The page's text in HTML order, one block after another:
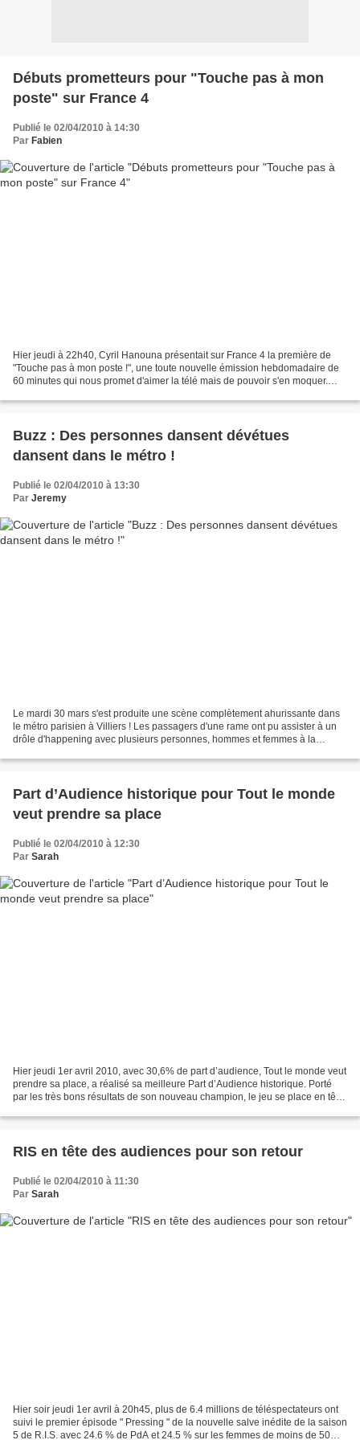
Débuts prometteurs pour "Touche pas à mon
poste" sur France 4
Publié le 02/04/2010 à 14:30
Par Fabien
Hier jeudi à 22h40, Cyril Hanouna présentait sur France 4 la première de
"Touche pas à mon poste !", une toute nouvelle émission hebdomadaire de
60 minutes qui nous promet d'aimer la télé mais de pouvoir s'en moquer.
Buzz : Des personnes dansent dévétues
dansent dans le métro !
Publié le 02/04/2010 à 13:30
Par Jeremy
Le mardi 30 mars s'est produite une scène complètement ahurissante dans
le métro parisien à Villiers ! Les passagers d'une rame ont pu assister à un
drôle d'happening avec plusieurs personnes, hommes et femmes à la
Part d’Audience historique pour Tout le monde
veut prendre sa place
Publié le 02/04/2010 à 12:30
Par Sarah
Hier jeudi 1er avril 2010, avec 30,6% de part d’audience, Tout le monde veut
prendre sa place, a réalisé sa meilleure Part d’Audience historique. Porté
par les très bons résultats de son nouveau champion, le jeu se place en tête
RIS en tête des audiences pour son retour
Publié le 02/04/2010 à 11:30
Par Sarah
Hier soir jeudi 1er avril à 20h45, plus de 6.4 millions de téléspectateurs ont
suivi le premier épisode " Pressing " de la nouvelle salve inédite de la saison
5 de R.I.S. avec 24.6 % de PdA et 24.5 % sur les femmes de moins de 50